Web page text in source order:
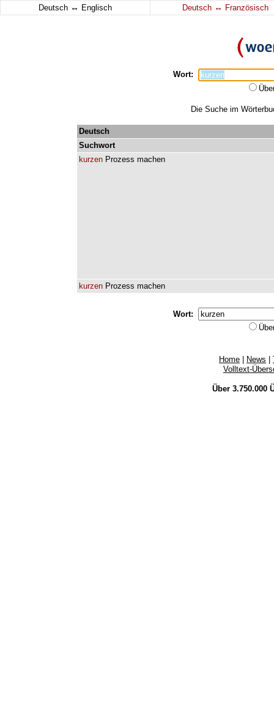
Deutsch ↔ Englisch Deutsch ↔ Französisch
Wort:
Die Suche im
Deutsch
Suchwort
kurzen Prozess machen
kurzen Prozess machen
Wort:
Home News
Volltext-
Über 3.750.000